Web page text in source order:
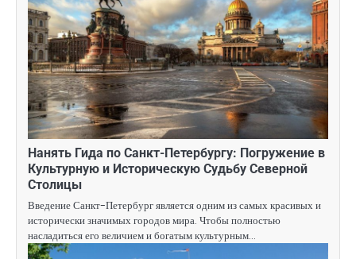
Нанять Гида по Санкт-Петербургу: Погружение в
Культурную и Историческую Судьбу Северной
Столицы
Введение Санкт-Петербург является одним из самых красивых и
исторически значимых городов мира. Чтобы полностью
насладиться его величием и богатым культурным…